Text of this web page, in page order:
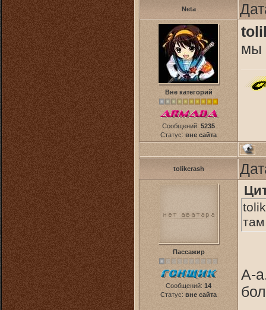
Neta
Вне категорий
Сообщений: 5235
Статус: вне сайта
мы
tolikcrash
Пассажир
Сообщений: 14
Статус: вне сайта
А-